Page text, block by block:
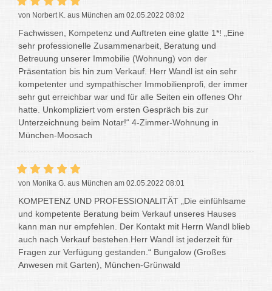
von Norbert K. aus München am 02.05.2022 08:02
Fachwissen, Kompetenz und Auftreten eine glatte 1*! „Eine
sehr professionelle Zusammenarbeit, Beratung und
Betreuung unserer Immobilie (Wohnung) von der
Präsentation bis hin zum Verkauf. Herr Wandl ist ein sehr
kompetenter und sympathischer Immobilienprofi, der immer
sehr gut erreichbar war und für alle Seiten ein offenes Ohr
hatte. Unkompliziert vom ersten Gespräch bis zur
Unterzeichnung beim Notar!“ 4-Zimmer-Wohnung in
München-Moosach
von Monika G. aus München am 02.05.2022 08:01
KOMPETENZ UND PROFESSIONALITÄT „Die einfühlsame
und kompetente Beratung beim Verkauf unseres Hauses
kann man nur empfehlen. Der Kontakt mit Herrn Wandl blieb
auch nach Verkauf bestehen.Herr Wandl ist jederzeit für
Fragen zur Verfügung gestanden.“ Bungalow (Großes
Anwesen mit Garten), München-Grünwald